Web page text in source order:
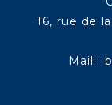
16, rue de
Mail :